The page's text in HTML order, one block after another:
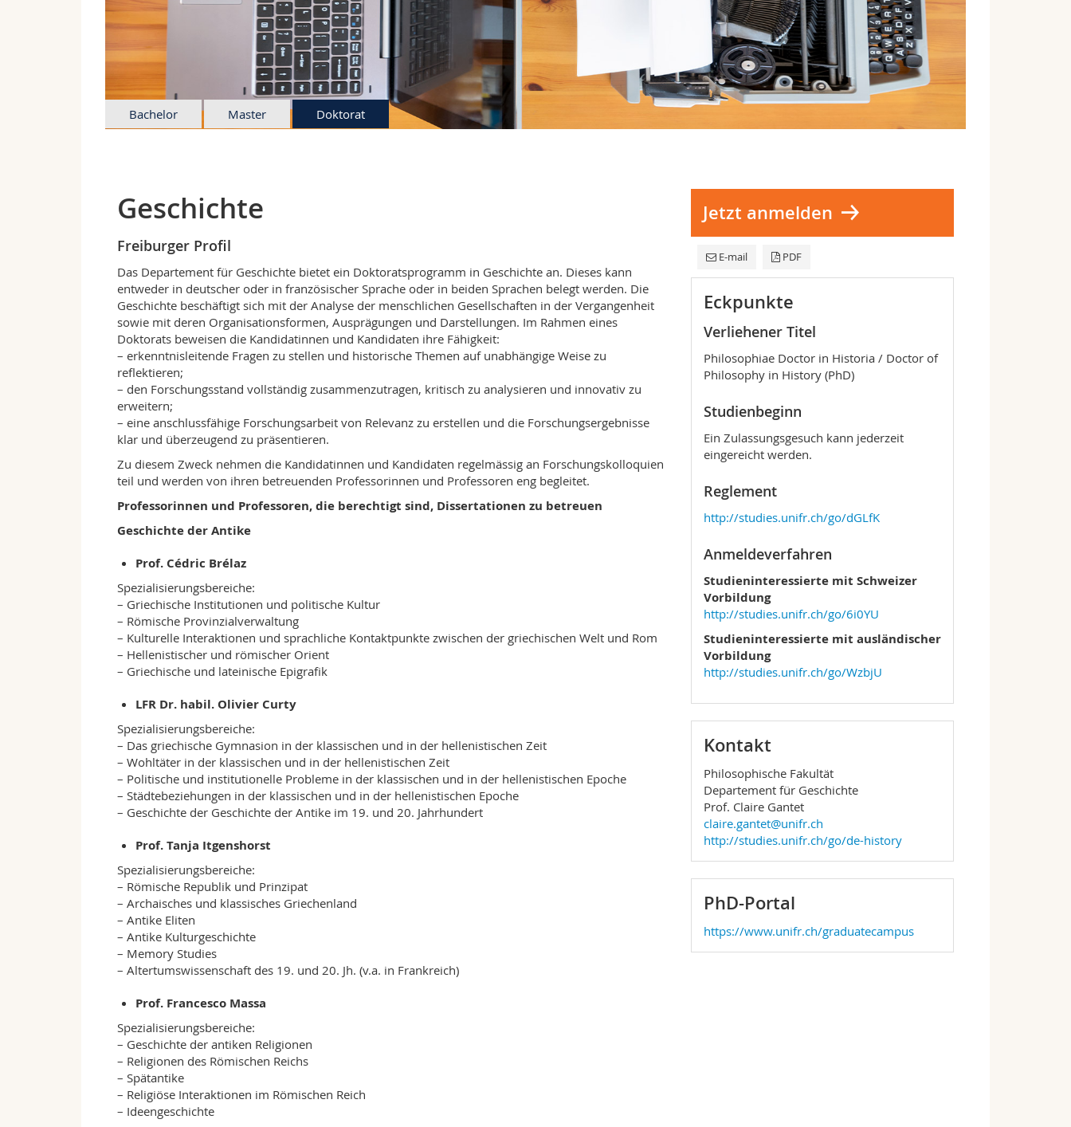
Bachelor Master Doktorat
Geschichte
Freiburger Profil
Das Departement für Geschichte bietet ein Doktoratsprogramm in Geschichte an. Dieses kann
entweder in deutscher oder in französischer Sprache oder in beiden Sprachen belegt werden. Die
Geschichte beschäftigt sich mit der Analyse der menschlichen Gesellschaften in der Vergangenheit
sowie mit deren Organisationsformen, Ausprägungen und Darstellungen. Im Rahmen eines
Doktorats beweisen die Kandidatinnen und Kandidaten ihre Fähigkeit:
– erkenntnisleitende Fragen zu stellen und historische Themen auf unabhängige Weise zu
reflektieren;
– den Forschungsstand vollständig zusammenzutragen, kritisch zu analysieren und innovativ zu
erweitern;
– eine anschlussfähige Forschungsarbeit von Relevanz zu erstellen und die Forschungsergebnisse
klar und überzeugend zu präsentieren.
Zu diesem Zweck nehmen die Kandidatinnen und Kandidaten regelmässig an Forschungskolloquien
teil und werden von ihren betreuenden Professorinnen und Professoren eng begleitet.
Professorinnen und Professoren, die berechtigt sind, Dissertationen zu betreuen
Geschichte der Antike
Prof. Cédric Brélaz
Spezialisierungsbereiche:
– Griechische Institutionen und politische Kultur
– Römische Provinzialverwaltung
– Kulturelle Interaktionen und sprachliche Kontaktpunkte zwischen der griechischen Welt und Rom
– Hellenistischer und römischer Orient
– Griechische und lateinische Epigrafik
LFR Dr. habil. Olivier Curty
Spezialisierungsbereiche:
– Das griechische Gymnasion in der klassischen und in der hellenistischen Zeit
– Wohltäter in der klassischen und in der hellenistischen Zeit
– Politische und institutionelle Probleme in der klassischen und in der hellenistischen Epoche
– Städtebeziehungen in der klassischen und in der hellenistischen Epoche
– Geschichte der Geschichte der Antike im 19. und 20. Jahrhundert
Prof. Tanja Itgenshorst
Spezialisierungsbereiche:
– Römische Republik und Prinzipat
– Archaisches und klassisches Griechenland
– Antike Eliten
– Antike Kulturgeschichte
– Memory Studies
– Altertumswissenschaft des 19. und 20. Jh. (v.a. in Frankreich)
Prof. Francesco Massa
Spezialisierungsbereiche:
– Geschichte der antiken Religionen
– Religionen des Römischen Reichs
– Spätantike
– Religiöse Interaktionen im Römischen Reich
– Ideengeschichte
Jetzt anmelden
E-mail PDF
Eckpunkte
Verliehener Titel
Philosophiae Doctor in Historia / Doctor of
Philosophy in History (PhD)
Studienbeginn
Ein Zulassungsgesuch kann jederzeit
eingereicht werden.
Reglement
http://studies.unifr.ch/go/dGLfK
Anmeldeverfahren
Studieninteressierte mit Schweizer
Vorbildung
http://studies.unifr.ch/go/6i0YU
Studieninteressierte mit ausländischer
Vorbildung
http://studies.unifr.ch/go/WzbjU
Kontakt
Philosophische Fakultät
Departement für Geschichte
Prof. Claire Gantet
claire.gantet@unifr.ch
http://studies.unifr.ch/go/de-history
PhD-Portal
https://www.unifr.ch/graduatecampus